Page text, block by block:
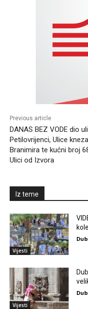
Previous article
DANAS BEZ VODE dio
Petilovrijenci, Ulice kneza
Branimira te kućni broj
Ulici od Izvora
Iz teme
Vijesti
Vijesti